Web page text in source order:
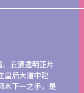
五張透明正片
皇后大道中建
木下一之手，是